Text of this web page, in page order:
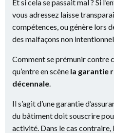
Et si cela se passait mal ? Si
vous adressez laisse
compétences, ou génère lors
des malfaçons non
Comment se prémunir contre
qu’entre en scène la garantie
décennale.
Il s’agit d’une garantie
du bâtiment doit souscrire
activité. Dans le cas contraire,